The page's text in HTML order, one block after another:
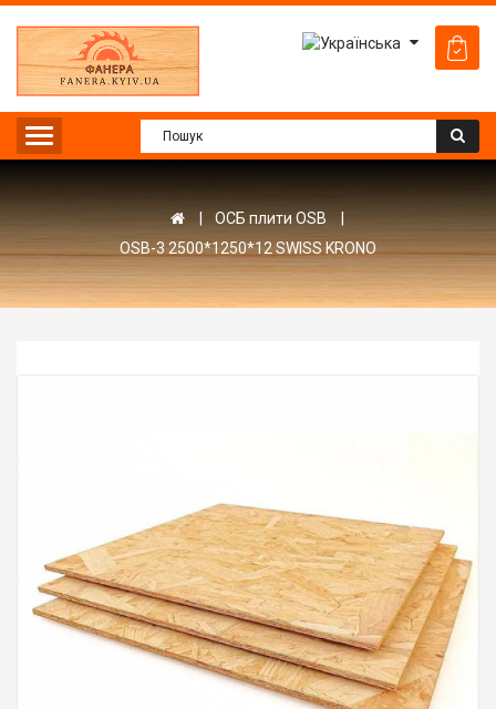
ОСБ плити OSB
OSB-3 2500*1250*12 SWISS KRONO